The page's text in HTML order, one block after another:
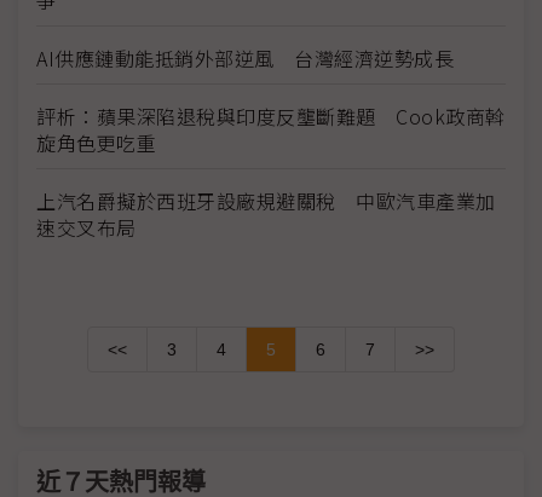
AI供應鏈動能抵銷外部逆風 台灣經濟逆勢成長
評析：蘋果深陷退稅與印度反壟斷難題 Cook政商斡
旋角色更吃重
上汽名爵擬於西班牙設廠規避關稅 中歐汽車產業加
速交叉布局
<< 3 4 5 6 7 >>
近７天熱門報導